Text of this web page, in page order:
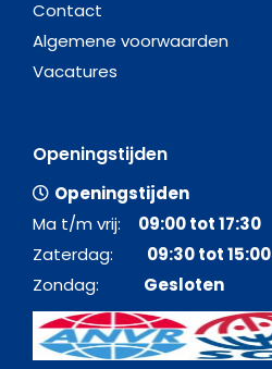
Contact
Algemene voorwaarden
Vacatures
Openingstijden
Openingstijden
Ma t/m vrij: 09:00 tot 17:30
Zaterdag: 09:30 tot 15:00
Zondag: Gesloten